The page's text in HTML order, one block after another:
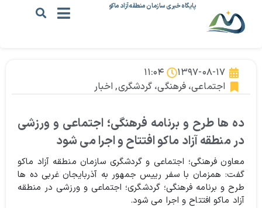
پایگاه خبری سازمان منطقه آزاد ماکو
۱۳۹۷-۰۸-۱۷
۱۱:۰۴
اجتماعی، فرهنگی، گردشگری, اخبار
ده ها طرح و برنامه فرهنگی؛ اجتماعی و ورزشی
در منطقه آزاد ماکو افتتاح و اجرا می شود
معاون فرهنگی؛ اجتماعی و گردشگری سازمان منطقه آزاد ماکو
گفت: همزمان با سفر رییس جمهور به آذربایجان غربی ده ها
طرح و برنامه فرهنگی؛ گردشگری؛ اجتماعی و ورزشی در منطقه
آزاد ماکو افتتاح و اجرا می شود.